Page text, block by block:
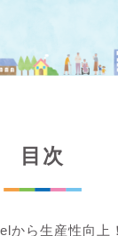
目次
から生産性向上